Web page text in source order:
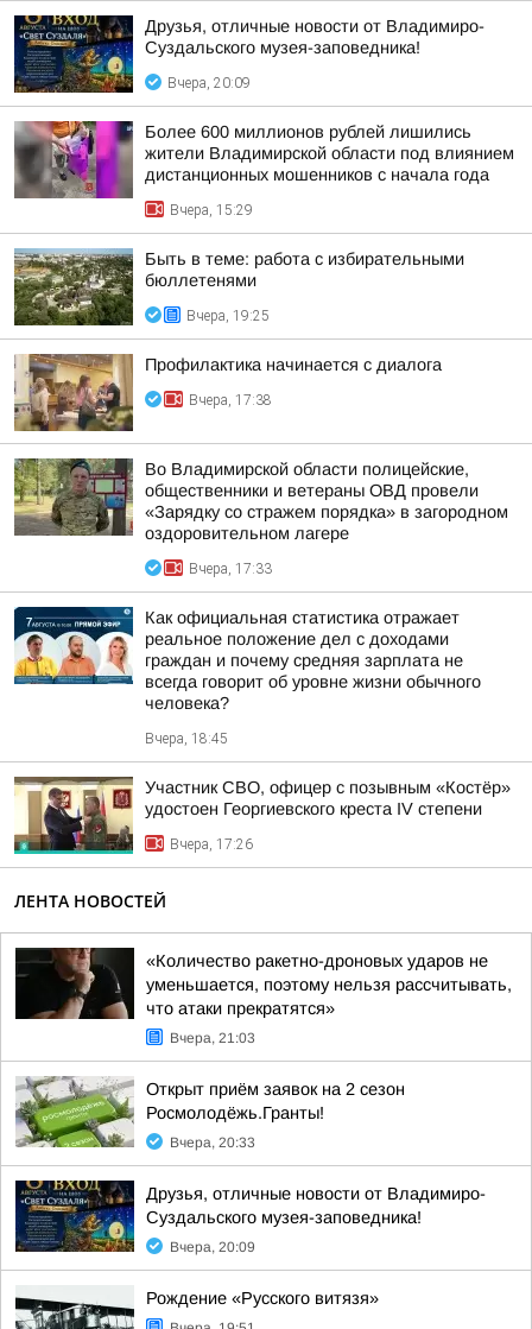
Друзья, отличные новости от Владимиро-
Суздальского музея-заповедника!
Вчера, 20:09
Более 600 миллионов рублей лишились
жители Владимирской области под влиянием
дистанционных мошенников с начала года
Вчера, 15:29
Быть в теме: работа с избирательными
бюллетенями
Вчера, 19:25
Профилактика начинается с диалога
Вчера, 17:38
Во Владимирской области полицейские,
общественники и ветераны ОВД провели
«Зарядку со стражем порядка» в загородном
оздоровительном лагере
Вчера, 17:33
Как официальная статистика отражает
реальное положение дел с доходами
граждан и почему средняя зарплата не
всегда говорит об уровне жизни обычного
человека?
Вчера, 18:45
Участник СВО, офицер с позывным «Костёр»
удостоен Георгиевского креста IV степени
Вчера, 17:26
ЛЕНТА НОВОСТЕЙ
«Количество ракетно-дроновых ударов не
уменьшается, поэтому нельзя рассчитывать,
что атаки прекратятся»
Вчера, 21:03
Открыт приём заявок на 2 сезон
Росмолодёжь.Гранты!
Вчера, 20:33
Друзья, отличные новости от Владимиро-
Суздальского музея-заповедника!
Вчера, 20:09
Рождение «Русского витязя»